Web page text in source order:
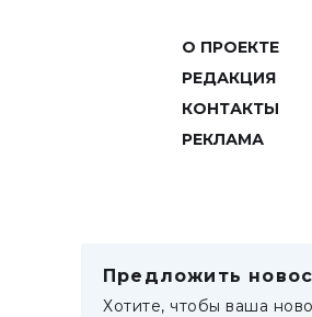
О ПРОЕКТЕ
РЕДАКЦИЯ
КОНТАКТЫ
РЕКЛАМА
Предложить
Хотите, чтобы ваша